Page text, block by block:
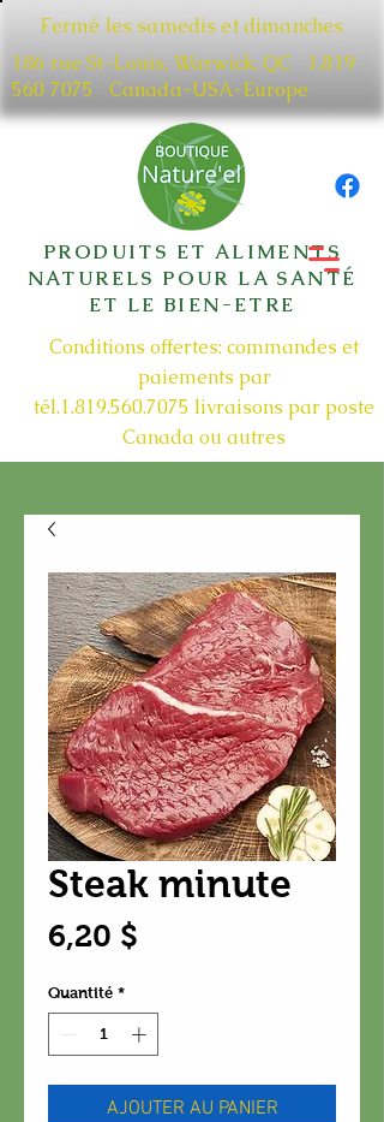
Fermé les samedis et dimanches
186 rue St-Louis, Warwick, QC​ 1.819
560 7075
Canada-USA-Europe
PRODUITS ET ALIMENTS
NATURELS POUR LA SANTÉ
ET LE BIEN-ETRE
Conditions offertes: commandes et
paiements par
tél.1.819.560.7075 livraisons par poste
Canada ou autres
Steak minute
6,20 $
Quantité *
AJOUTER AU PANIER